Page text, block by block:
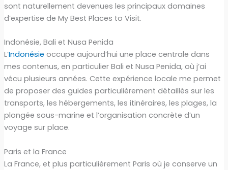
sont naturellement devenues les principaux domaines
d’expertise de My Best Places to Visit.
Indonésie, Bali et Nusa Penida
L’Indonésie occupe aujourd’hui une place centrale dans
mes contenus, en particulier Bali et Nusa Penida, où j’ai
vécu plusieurs années. Cette expérience locale me permet
de proposer des guides particulièrement détaillés sur les
transports, les hébergements, les itinéraires, les plages, la
plongée sous-marine et l’organisation concrète d’un
voyage sur place.
Paris et la France
La France, et plus particulièrement Paris où je conserve un